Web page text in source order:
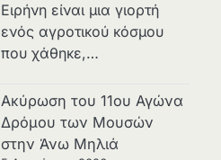
Ειρήνη είναι μια γιορτή
ενός αγροτικού κόσμου
που χάθηκε,…
Ακύρωση του 11ου Αγώνα
Δρόμου των Μουσών
στην Άνω Μηλιά